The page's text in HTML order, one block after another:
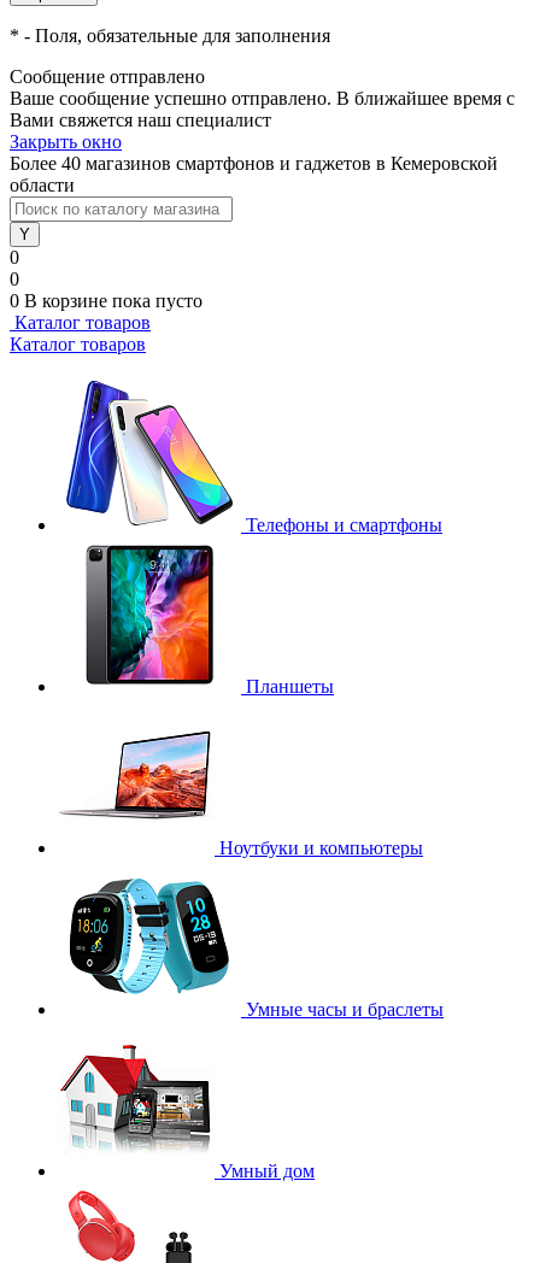
* - Поля, обязательные для заполнения
Сообщение отправлено
Ваше сообщение успешно отправлено. В ближайшее время с
Вами свяжется наш специалист
Закрыть окно
Более 40 магазинов смартфонов и гаджетов в Кемеровской
области
0
0
0 В корзине пока пусто
Каталог товаров
Каталог товаров
Телефоны и смартфоны
Планшеты
Ноутбуки и компьютеры
Умные часы и браслеты
Умный дом